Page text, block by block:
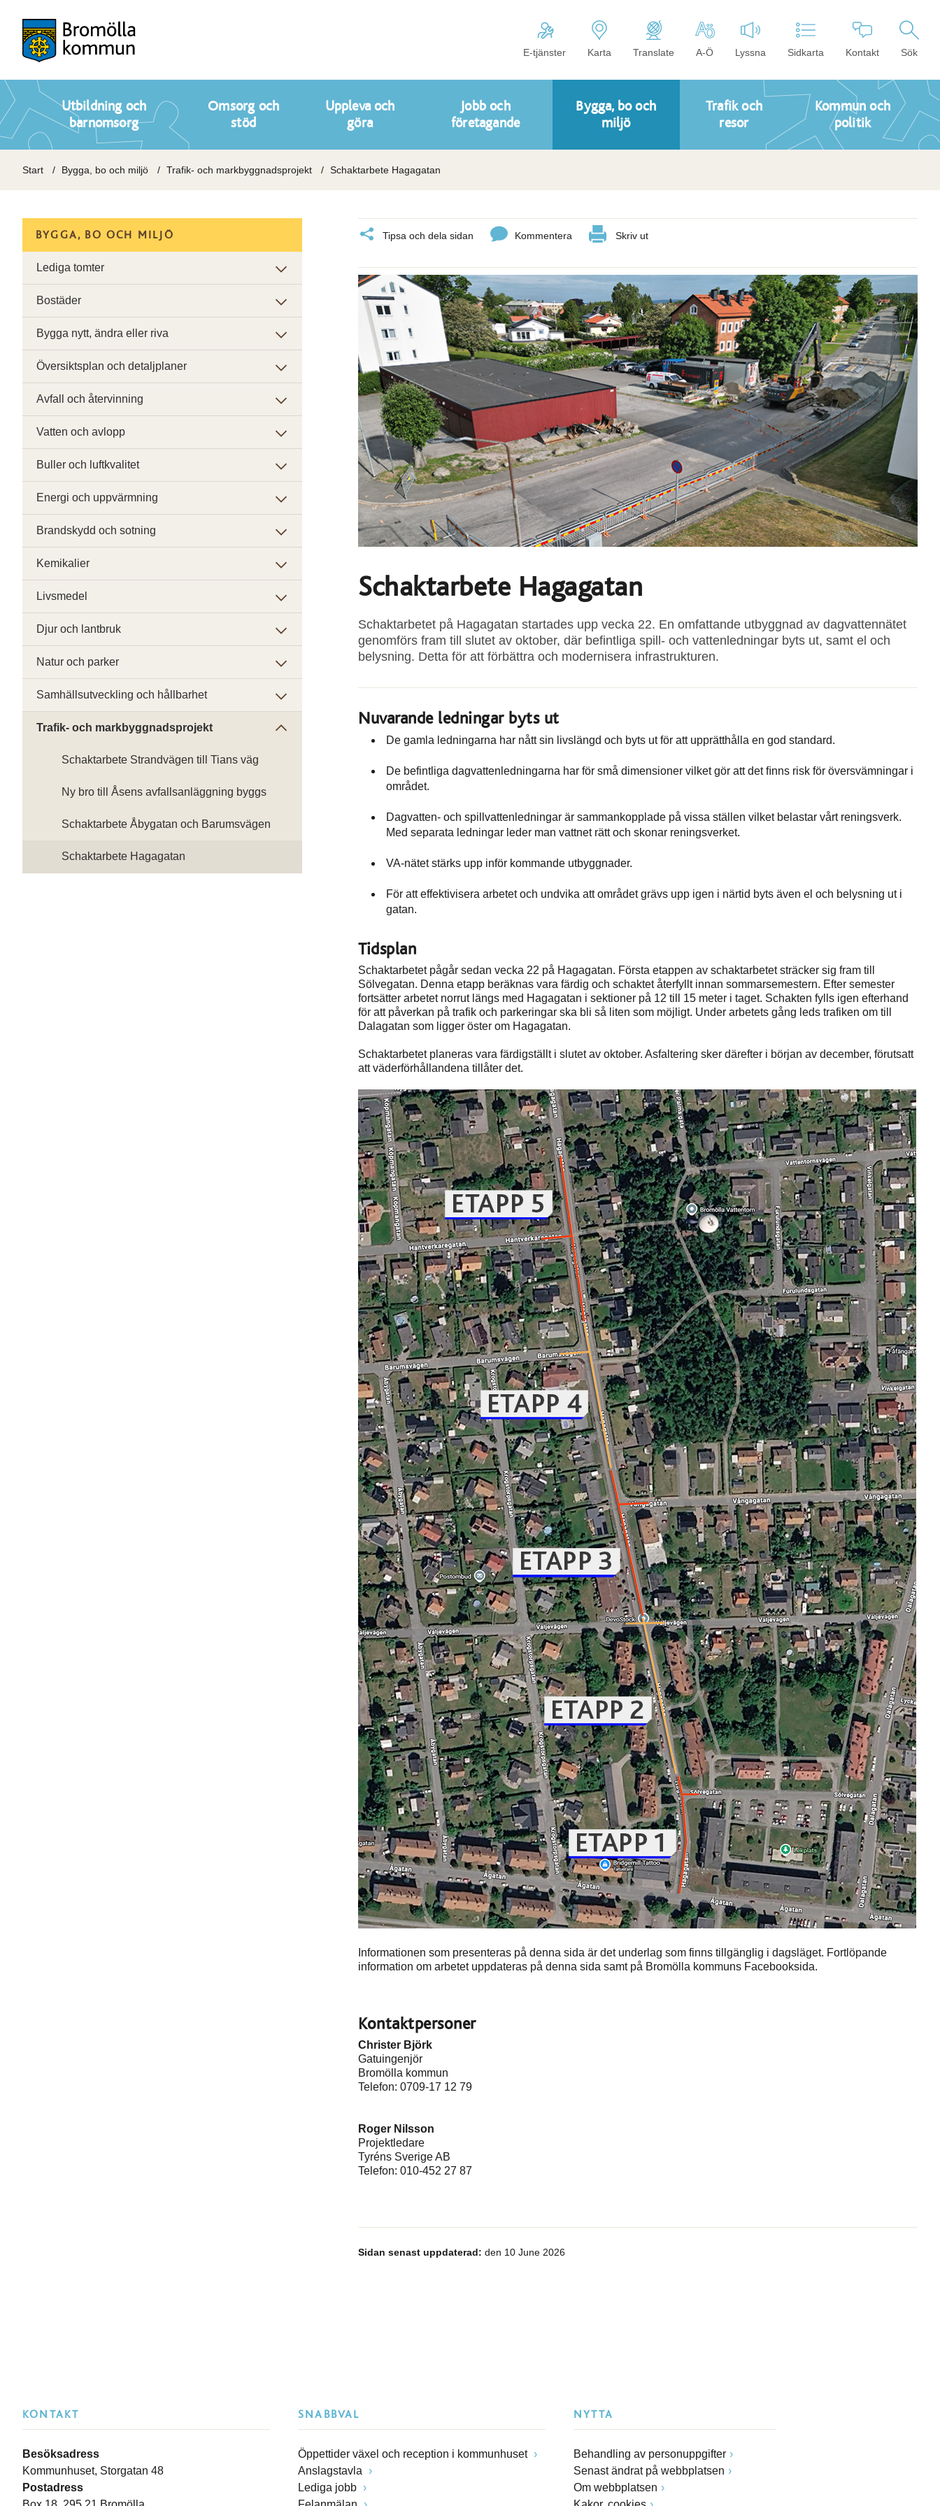
E-tjänster Karta Translate A-Ö Lyssna Sidkarta Kontakt Sök
Utbildning och
barnomsorg
Omsorg och
stöd
Uppleva och
göra
Jobb och
företagande
Bygga, bo och
miljö
Trafik och
resor
Kommun och
politik
Start Bygga, bo och miljö Trafik- och markbyggnadsprojekt Schaktarbete Hagagatan
Tipsa och dela sidan Kommentera Skriv ut
Schaktarbete Hagagatan
Schaktarbetet på Hagagatan startades upp vecka 22. En omfattande utbyggnad av dagvattennätet
genomförs fram till slutet av oktober, där befintliga spill- och vattenledningar byts ut, samt el och
belysning. Detta för att förbättra och modernisera infrastrukturen.
Nuvarande ledningar byts ut
De gamla ledningarna har nått sin livslängd och byts ut för att upprätthålla en god standard.
De befintliga dagvattenledningarna har för små dimensioner vilket gör att det ﬁnns risk för översvämningar i
området.
Dagvatten- och spillvattenledningar är sammankopplade på vissa ställen vilket belastar vårt reningsverk.
Med separata ledningar leder man vattnet rätt och skonar reningsverket.
VA-nätet stärks upp inför kommande utbyggnader.
För att effektivisera arbetet och undvika att området grävs upp igen i närtid byts även el och belysning ut i
gatan.
Tidsplan
Schaktarbetet pågår sedan vecka 22 på Hagagatan. Första etappen av schaktarbetet sträcker sig fram till
Sölvegatan. Denna etapp beräknas vara färdig och schaktet återfyllt innan sommarsemestern. Efter semester
fortsätter arbetet norrut längs med Hagagatan i sektioner på 12 till 15 meter i taget. Schakten fylls igen efterhand
för att påverkan på trafik och parkeringar ska bli så liten som möjligt. Under arbetets gång leds trafiken om till
Dalagatan som ligger öster om Hagagatan.
Schaktarbetet planeras vara färdigställt i slutet av oktober. Asfaltering sker därefter i början av december, förutsatt
att väderförhållandena tillåter det.
Informationen som presenteras på denna sida är det underlag som finns tillgänglig i dagsläget. Fortlöpande
information om arbetet uppdateras på denna sida samt på Bromölla kommuns Facebooksida.
Kontaktpersoner
Christer Björk
Gatuingenjör
Bromölla kommun
Telefon: 0709-17 12 79
Roger Nilsson
Projektledare
Tyréns Sverige AB
Telefon: 010-452 27 87
Sidan senast uppdaterad: den 10 June 2026
BYGGA, BO OCH MILJÖ
Lediga tomter
Bostäder
Bygga nytt, ändra eller riva
Översiktsplan och detaljplaner
Avfall och återvinning
Vatten och avlopp
Buller och luftkvalitet
Energi och uppvärmning
Brandskydd och sotning
Kemikalier
Livsmedel
Djur och lantbruk
Natur och parker
Samhällsutveckling och hållbarhet
Trafik- och markbyggnadsprojekt
Schaktarbete Strandvägen till Tians väg
Ny bro till Åsens avfallsanläggning byggs
Schaktarbete Åbygatan och Barumsvägen
Schaktarbete Hagagatan
KONTAKT
Besöksadress
Kommunhuset, Storgatan 48
Postadress
SNABBVAL
Öppettider växel och reception i kommunhuset
Anslagstavla
Lediga jobb
NYTTA
Behandling av personuppgifter
Senast ändrat på webbplatsen
Om webbplatsen